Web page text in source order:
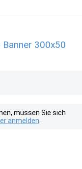
300x50
müssen Sie sich
anmelden